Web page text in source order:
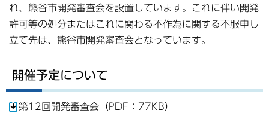
れ、熊谷市開発審査会を設置しています。これに伴い開発
許可等の処分またはこれに関わる不作為に関する不服申し
立て先は、熊谷市開発審査会となっています。
開催予定について
第12回開発審査会（PDF：77KB）